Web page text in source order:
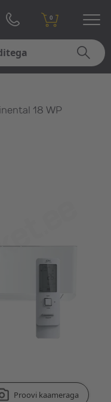
0
18 WP
Proovi kaameraga